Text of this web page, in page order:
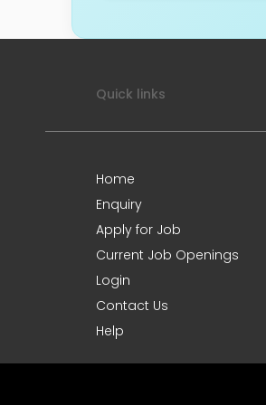
Quick links
Home
Enquiry
Apply for Job
Current Job Openings
Login
Contact Us
Help